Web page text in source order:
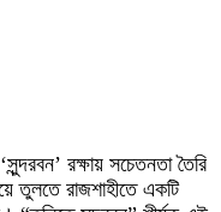
রক্ষায় সচেতনতা তৈরি
তুলতে রাজশাহীতে একটি